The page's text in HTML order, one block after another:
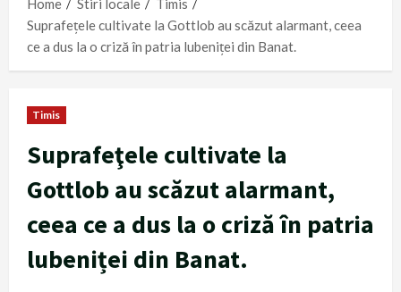
Home
Stiri locale
Timis
Suprafeţele cultivate la Gottlob au scăzut alarmant, ceea
ce a dus la o criză în patria lubeniței din Banat.
Timis
Suprafeţele cultivate la
Gottlob au scăzut alarmant,
ceea ce a dus la o criză în patria
lubeniței din Banat.